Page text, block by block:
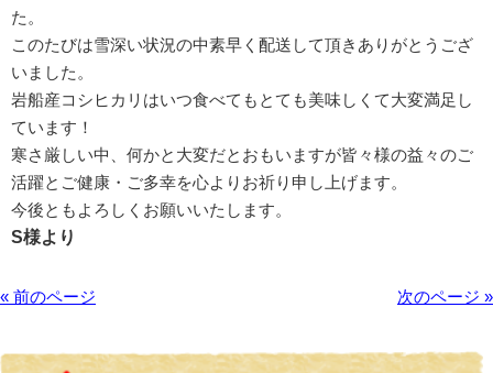
た。
このたびは雪深い状況の中素早く配送して頂きありがとうござ
いました。
岩船産コシヒカリはいつ食べてもとても美味しくて大変満足し
ています！
寒さ厳しい中、何かと大変だとおもいますが皆々様の益々のご
活躍とご健康・ご多幸を心よりお祈り申し上げます。
今後ともよろしくお願いいたします。
S様より
« 前のページ 次のページ »